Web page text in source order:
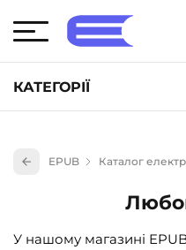
КАТЕГОРІЇ
Книги для дітей (836)
Книги для підлітків (240)
Науково-популярна
EPUB Каталог
У нашому магазині